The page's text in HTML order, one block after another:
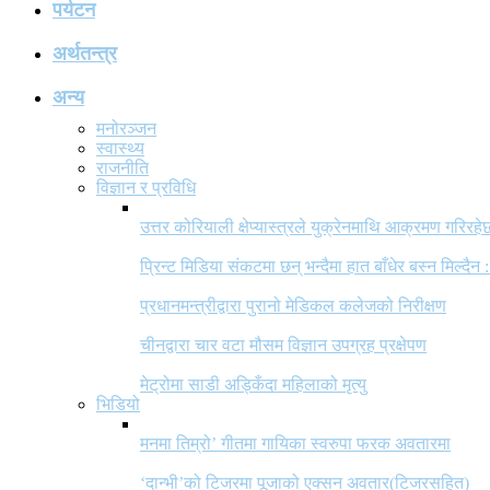
पर्यटन
अर्थतन्त्र
अन्य
मनोरञ्जन
स्वास्थ्य
राजनीति
विज्ञान र प्रविधि
उत्तर कोरियाली क्षेप्यास्त्रले युक्रेनमाथि आक्रमण
प्रिन्ट मिडिया संकटमा छन् भन्दैमा हात बाँधेर बस्न मिल्दैन
प्रधानमन्त्रीद्वारा पुरानो मेडिकल कलेजको निरीक्षण
चीनद्वारा चार वटा मौसम विज्ञान उपग्रह प्रक्षेपण
मेट्रोमा साडी अड्किँदा महिलाको मृत्यु
भिडियो
मनमा तिम्रो’ गीतमा गायिका स्वरुपा फरक अवतारमा
‘दान्भी’को टिजरमा पूजाको एक्सन अवतार(टिजरसहित)